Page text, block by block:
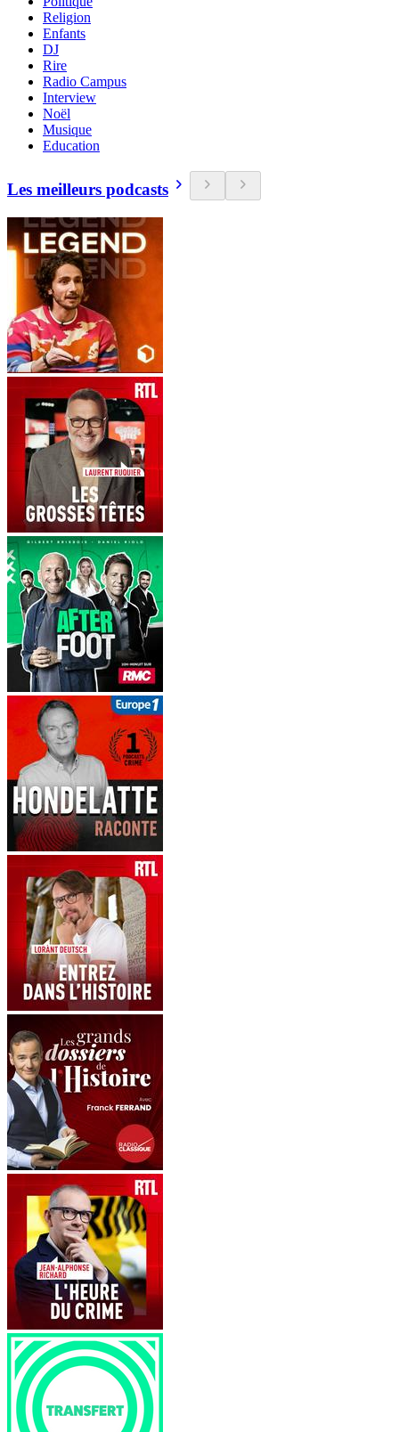
Religion
Enfants
DJ
Rire
Radio Campus
Interview
Noël
Musique
Education
Les meilleurs podcasts